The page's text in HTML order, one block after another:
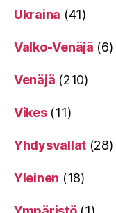
Ukraina (41)
Valko-Venäjä (6)
Venäjä (210)
Vikes(11)
Yhdysvallat (28)
Yleinen (18)